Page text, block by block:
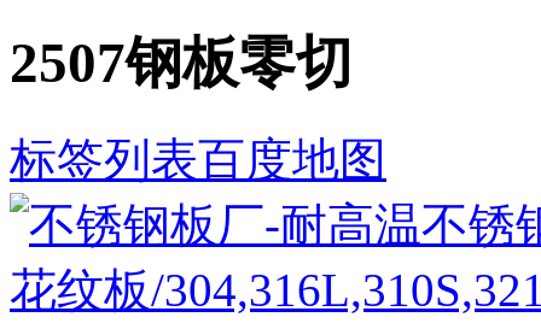
2507钢板零切
标签列表百度地图